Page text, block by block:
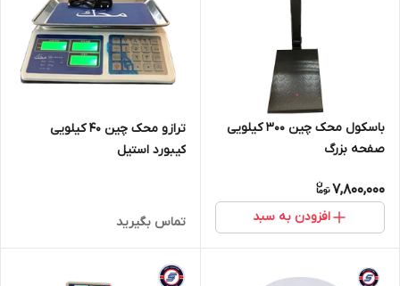
باسکول محک چین 300 کیلویی
صفحه بزرگ
7,800,000
افزودن به سبد
ترازو محک چین 40 کیلویی
کیبورد استیل
تماس بگیرید